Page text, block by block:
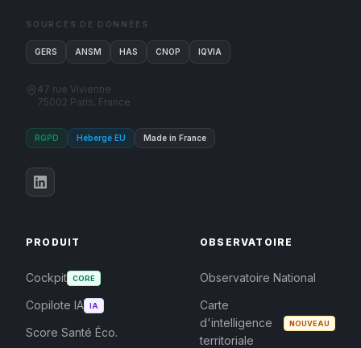
SOURCES DE DONNÉES
GERS ANSM HAS CNOP IQVIA
47 rue Vivienne
75002 Paris, France
RGPD Hébergé EU Made in France
PRODUIT
Cockpit CORE
Copilote IA IA
Score Santé Éco.
OBSERVATOIRE
Observatoire National
Carte
d'intelligence
territoriale
NOUVEAU